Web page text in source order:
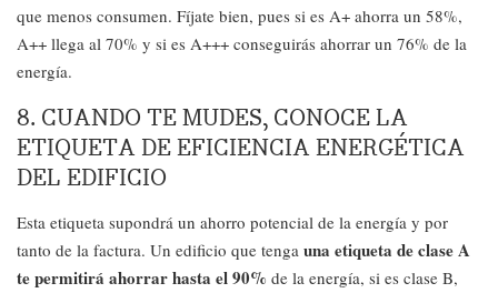
que menos consumen. Fíjate bien, pues si es A+ ahorra un 58%,
A++ llega al 70% y si es A+++ conseguirás ahorrar un 76% de la
energía.
8. CUANDO TE MUDES, CONOCE LA
ETIQUETA DE EFICIENCIA ENERGÉTICA
DEL EDIFICIO
Esta etiqueta supondrá un ahorro potencial de la energía y por
tanto de la factura. Un edificio que tenga una etiqueta de clase A
te permitirá ahorrar hasta el 90% de la energía, si es clase B,